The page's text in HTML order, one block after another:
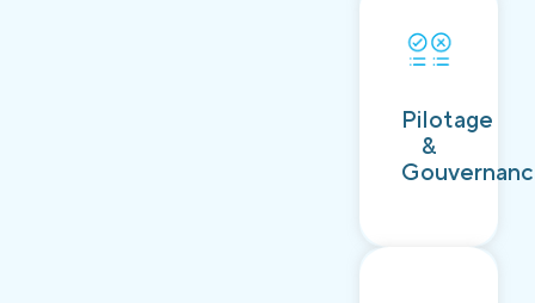
Pilotage
&
Découvrir